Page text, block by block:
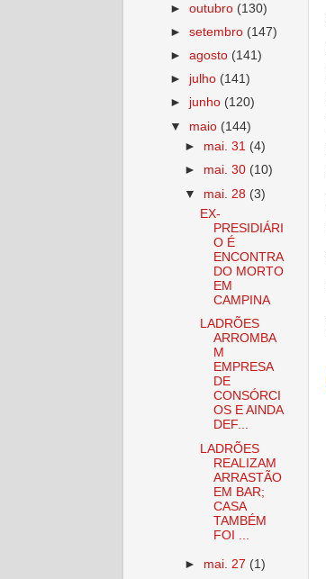
►outubro (130)
►setembro (147)
►agosto (141)
► julho (141)
► junho (120)
▼ maio (144)
► mai. 31 (4)
► mai. 30 (10)
▼ mai. 28 (3)
EX-
PRESIDIÁRI
O É
ENCONTRA
DO MORTO
EM
CAMPINA
LADRÕES
ARROMBA
M
EMPRESA
DE
CONSÓRCI
OS E AINDA
DEF...
LADRÕES
REALIZAM
ARRASTÃO
EM BAR;
CASA
TAMBÉM
FOI ...
► mai. 27 (1)